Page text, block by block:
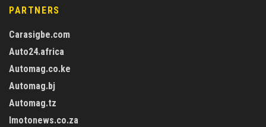
PARTNERS
Carasigbe.com
Auto24.africa
Automag.co.ke
Automag.bj
Automag.tz
Imotonews.co.za